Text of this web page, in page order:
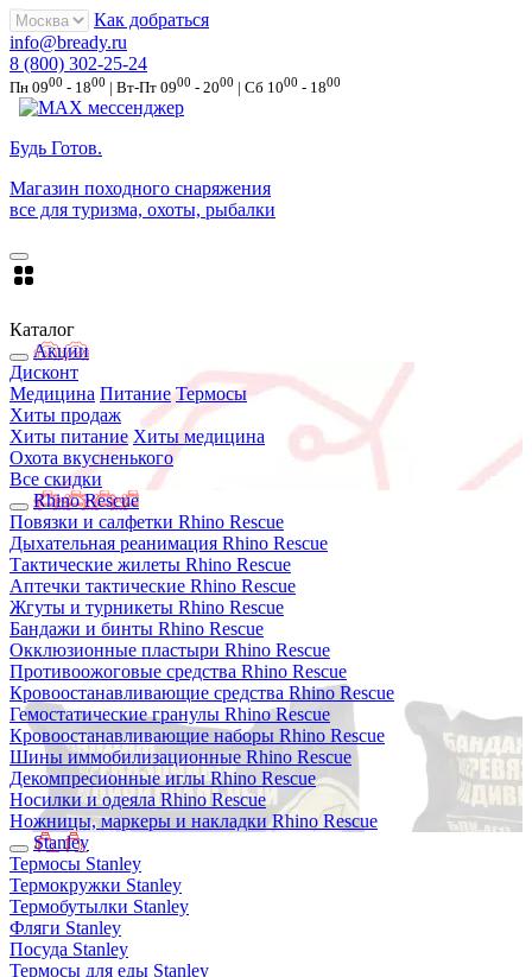
Как добраться
info@bready.ru
8 (800) 302-25-24
Пн 0900 - 1800 | Вт-Пт 0900 - 2000 | Сб 1000 - 1800
Будь Готов.
Магазин походного снаряжения
все для туризма, охоты, рыбалки
Каталог
Акции
Дисконт
Медицина Питание Термосы
Хиты продаж
Хиты питание Хиты медицина
Охота вкусненького
Все скидки
Rhino Rescue
Повязки и салфетки Rhino Rescue
Дыхательная реанимация Rhino Rescue
Тактические жилеты Rhino Rescue
Аптечки тактические Rhino Rescue
Жгуты и турникеты Rhino Rescue
Бандажи и бинты Rhino Rescue
Окклюзионные пластыри Rhino Rescue
Противоожоговые средства Rhino Rescue
Кровоостанавливающие средства Rhino Rescue
Гемостатические гранулы Rhino Rescue
Кровоостанавливающие наборы Rhino Rescue
Шины иммобилизационные Rhino Rescue
Декомпресионные иглы Rhino Rescue
Носилки и одеяла Rhino Rescue
Ножницы, маркеры и накладки Rhino Rescue
Stanley
Термосы Stanley
Термокружки Stanley
Термобутылки Stanley
Фляги Stanley
Посуда Stanley
Термосы для еды Stanley